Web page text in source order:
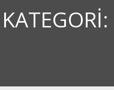
KATEGORI: